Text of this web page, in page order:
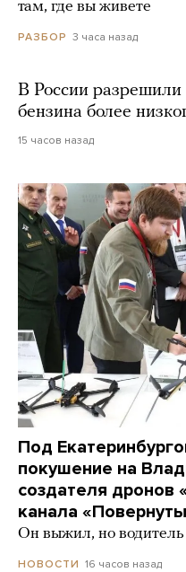
там, где вы живете
РАЗБОР 3 часа назад
В России
бензина более
15 часов назад
Под
покушение на
создателя дронов
канала
Он выжил, но водитель
НОВОСТИ 16 часов назад